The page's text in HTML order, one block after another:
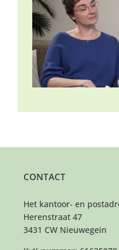
CONTACT
Het kantoor- en
Herenstraat 47
3431 CW Nieuwegein